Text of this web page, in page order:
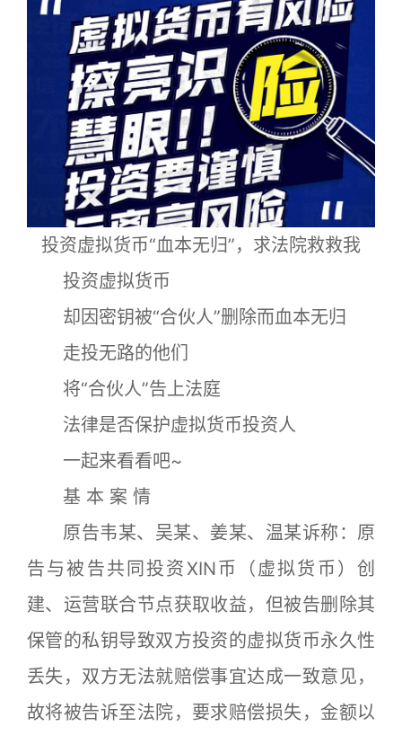
投资虚拟货币“血本无归”，求法院救救我
投资虚拟货币
却因密钥被“合伙人”删除而血本无归
走投无路的他们
将“合伙人”告上法庭
法律是否保护虚拟货币投资人
一起来看看吧~
基 本 案 情
原告韦某、吴某、姜某、温某诉称：原
告与被告共同投资XIN币（虚拟货币）创
建、运营联合节点获取收益，但被告删除其
保管的私钥导致双方投资的虚拟货币永久性
丢失，双方无法就赔偿事宜达成一致意见，
故将被告诉至法院，要求赔偿损失，金额以